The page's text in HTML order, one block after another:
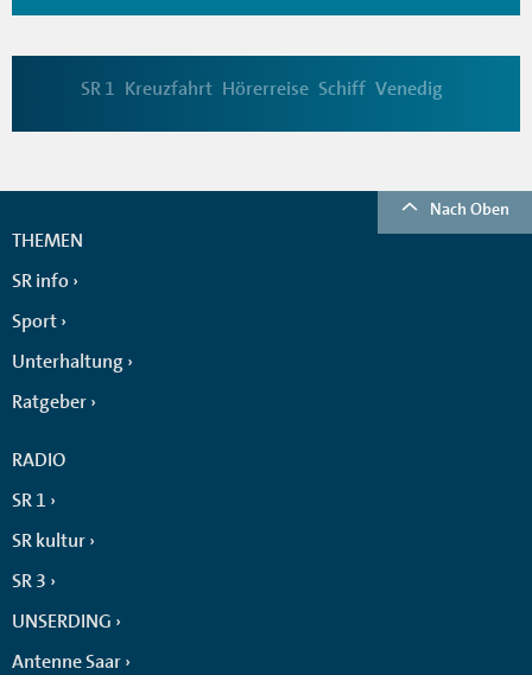
SR 1 Kreuzfahrt Hörerreise Schiff Venedig
Nach Oben
THEMEN
SR info
Sport
Unterhaltung
Ratgeber
RADIO
SR 1
SR kultur
SR 3
UNSERDING
Antenne Saar